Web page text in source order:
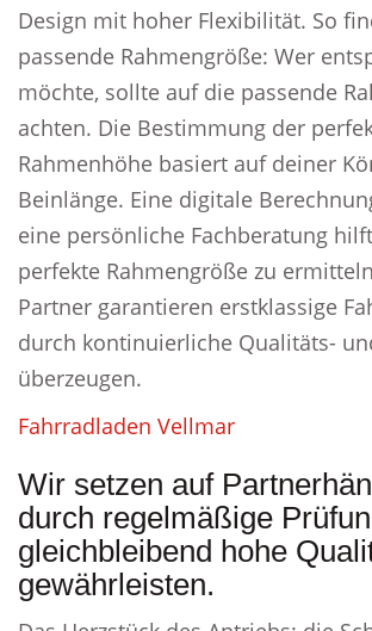
Design mit hoher Flexibilität. So
passende Rahmengröße: Wer
möchte, sollte auf die passende
achten. Die Bestimmung der
Rahmenhöhe basiert auf deiner
Beinlänge. Eine digitale
eine persönliche Fachberatung
perfekte Rahmengröße zu
Partner garantieren erstklassige
durch kontinuierliche Qualitäts-
überzeugen.
Fahrradladen Vellmar
Wir setzen auf
durch regelmäßige
gleichbleibend hohe
gewährleisten.